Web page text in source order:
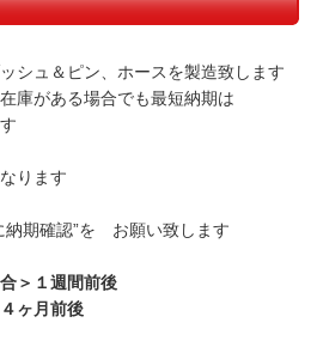
シュ＆ピン、ホースを製造致します
がある場合でも最短納期は
ります
期確認”を お願い致します
＞１週間前後
ヶ月前後